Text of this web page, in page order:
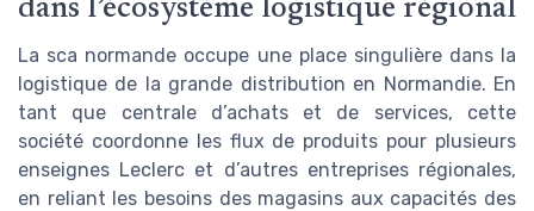
dans l’écosystème logistique régional
La sca normande occupe une place singulière dans la
logistique de la grande distribution en Normandie. En
tant que centrale d’achats et de services, cette
société coordonne les flux de produits pour plusieurs
enseignes Leclerc et d’autres entreprises régionales,
en reliant les besoins des magasins aux capacités des